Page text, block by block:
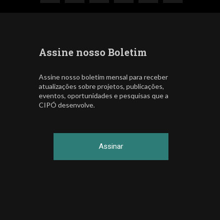
Assine nosso Boletim
Assine nosso boletim mensal para receber
atualizações sobre projetos, publicações,
eventos, oportunidades e pesquisas que a
CIPÓ desenvolve.
Assinar